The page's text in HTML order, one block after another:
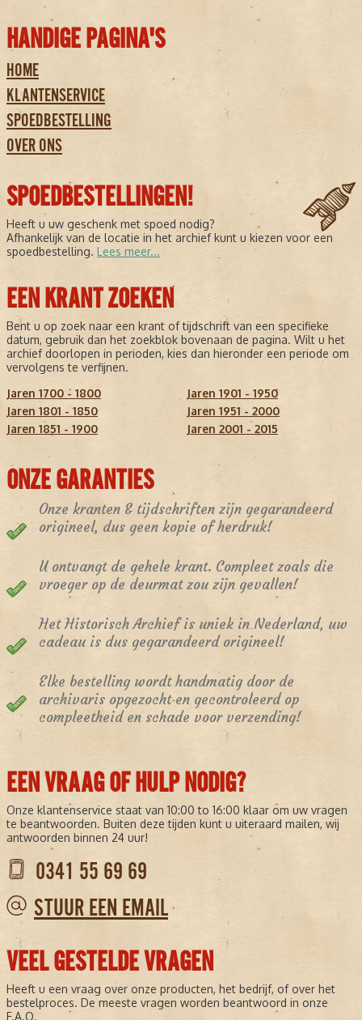
HANDIGE PAGINA'S
HOME
KLANTENSERVICE
SPOEDBESTELLING
OVER ONS
SPOEDBESTELLINGEN!
Heeft u uw geschenk met spoed nodig?
Afhankelijk van de locatie in het archief kunt u kiezen voor een
spoedbestelling. Lees meer...
EEN KRANT ZOEKEN
Bent u op zoek naar een krant of tijdschrift van een specifieke
datum, gebruik dan het zoekblok bovenaan de pagina. Wilt u het
archief doorlopen in perioden, kies dan hieronder een periode om
vervolgens te verfijnen.
Jaren 1700 - 1800
Jaren 1801 - 1850
Jaren 1851 - 1900
Jaren 1901 - 1950
Jaren 1951 - 2000
Jaren 2001 - 2015
ONZE GARANTIES
Onze kranten & tijdschriften zijn gegarandeerd
origineel, dus geen kopie of herdruk!
U ontvangt de gehele krant. Compleet zoals die
vroeger op de deurmat zou zijn gevallen!
Het Historisch Archief is uniek in Nederland, uw
cadeau is dus gegarandeerd origineel!
Elke bestelling wordt handmatig door de
archivaris opgezocht en gecontroleerd op
compleetheid en schade voor verzending!
EEN VRAAG OF HULP NODIG?
Onze klantenservice staat van 10:00 to 16:00 klaar om uw vragen
te beantwoorden. Buiten deze tijden kunt u uiteraard mailen, wij
antwoorden binnen 24 uur!
0341 55 69 69
STUUR EEN EMAIL
VEEL GESTELDE VRAGEN
Heeft u een vraag over onze producten, het bedrijf, of over het
bestelproces. De meeste vragen worden beantwoord in onze
F.A.Q.